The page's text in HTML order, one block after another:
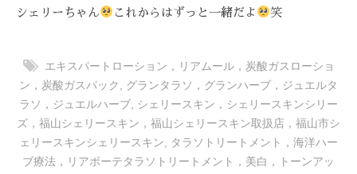
シェリーちゃん
これからはずっと一緒だよ 笑
エキスパートローション，リアムール，炭酸ガスローショ
ン，炭酸ガスパック , グランタラソ，グランハーブ，ジュエルタ
ラソ，ジュエルハーブ, シェリースキン，シェリースキンシリー
ズ，福山シェリースキン，福山シェリースキン取扱店，福山市シ
ェリースキンシェリースキン, タラソトリートメント，海洋ハー
ブ療法，リアボーテタラソトリートメント，美白，トーンアッ